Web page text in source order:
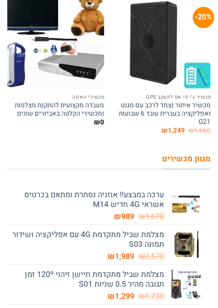
20%-
מכשיר ג'י פי אס למעקב GPS
מכשיר איתור נצמד לרכב עם מגנט
ואפליקציה בעברית עובד 6 שבועות
G21
₪1,560 המחיר
המקורי
₪1,249 המחיר
מכשירי האזנה
מעבדה מקצועית להתקנת מצלמות
ומכשירי הקלטה באביזרים שונים
₪0
מגוון מכשירים
ערכה במבצע!! אוזניה נסתרת ומתאם בכרטיס
אשראי 4G חדיש M14
₪1,670
המחיר
היה:
₪1,670.
₪989 המחיר
הוא:
מצלמת שביל מתקדמת 4G עם אפליקציה ושידור
תמונה S03
₪2,570
המחיר
היה:
₪2,570.
₪1,989
המחיר
הוא:
₪1,989.
מצלמת שביל מתקדמת חיישן זיהוי 120º זמן
תגובה מהיר 0.5 שניות S01
₪1,730
המחיר₪1,299
המחיר